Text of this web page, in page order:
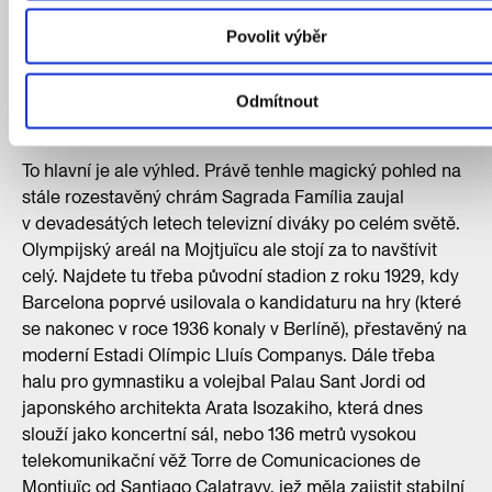
Povolit výběr
Odmítnout
menšího na potápění a skoky do vody, který má
hloubku 10 metrů a dnes se nepoužívá, a většího
25metrového, který hostil olympijské zápasy vodního
póla.
To hlavní je ale výhled. Právě tenhle magický pohled na
stále rozestavěný chrám Sagrada Família zaujal
v devadesátých letech televizní diváky po celém světě.
Olympijský areál na Mojtjuïcu ale stojí za to navštívit
celý. Najdete tu třeba původní stadion z roku 1929, kdy
Barcelona poprvé usilovala o kandidaturu na hry (které
se nakonec v roce 1936 konaly v Berlíně), přestavěný na
moderní Estadi Olímpic Lluís Companys. Dále třeba
halu pro gymnastiku a volejbal Palau Sant Jordi od
japonského architekta Arata Isozakiho, která dnes
slouží jako koncertní sál, nebo 136 metrů vysokou
telekomunikační věž Torre de Comunicaciones de